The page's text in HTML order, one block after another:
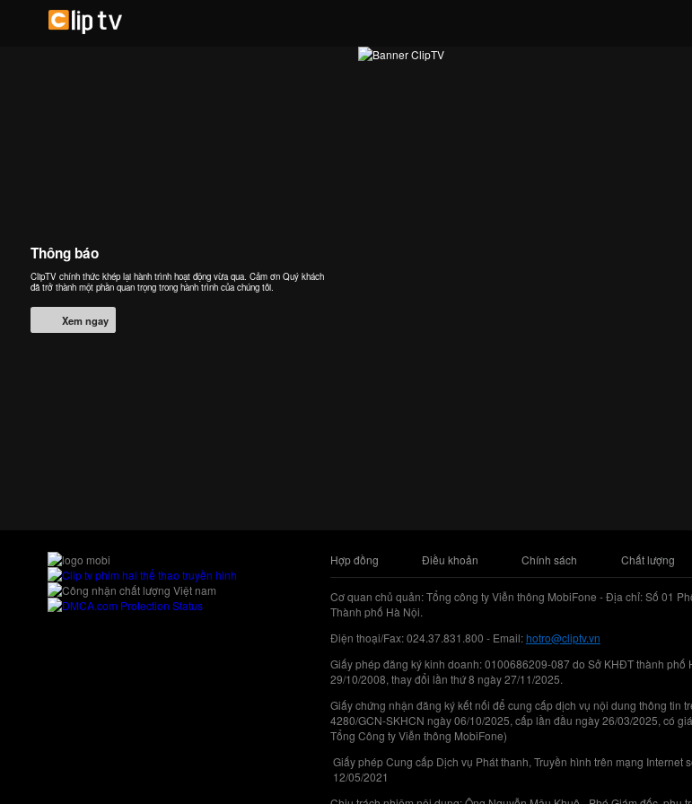
Thông báo
ClipTV chính thức khép lại hành trình hoạt động vừa qua. Cảm ơn Quý khách
đã trở thành một phần quan trọng trong hành trình của chúng tôi.
Xem ngay
Hợp đồng Điều khoản Chính sách Chất lượng
Cơ quan chủ quản: Tổng công ty Viễn thông MobiFone - Địa chỉ: Số 01
Thành phố Hà Nội.
Điện thoại/Fax: 024.37.831.800 - Email:hotro@cliptv.vn
Giấy phép đăng ký kinh doanh: 0100686209-087 do Sở KHĐT thành phố
29/10/2008, thay đổi lần thứ 8 ngày 27/11/2025.
Giấy chứng nhận đăng ký kết nối để cung cấp dịch vụ nội dung thông tin
4280/GCN-SKHCN ngày 06/10/2025, cấp lần đầu ngày 26/03/2025, có
Tổng Công ty Viễn thông MobiFone)
Giấy phép Cung cấp Dịch vụ Phát thanh, Truyền hình trên mạng Internet
12/05/2021